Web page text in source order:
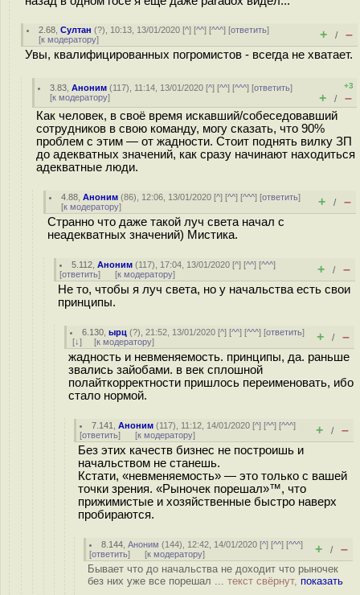
2.68 ,Султан (?), 10:13, 13/01/2020 [^] [^^] [^^^] [ответить]
[к модератору] + / –
Увы, квалифицированных погромистов - всегда не хватает.
3.83 ,Аноним (117), 11:14, 13/01/2020 [^] [^^] [^^^] [ответить]
[к модератору]
+3
+ / –
Как человек, в своё время искавший/собеседовавший
сотрудников в свою команду, могу сказать, что 90%
проблем с этим — от жадности. Стоит поднять вилку ЗП
до адекватных значений, как сразу начинают находиться
адекватные люди.
4.88 ,Аноним (86), 12:06, 13/01/2020 [^] [^^] [^^^] [ответить]
[к модератору] + / –
Странно что даже такой луч света начал с
неадекватных значений) Мистика.
5.112 ,Аноним (117), 17:04, 13/01/2020 [^] [^^] [^^^]
[ответить] [к модератору] + / –
Не то, чтобы я луч света, но у начальства есть свои
принципы.
6.130 ,ырц (?), 21:52, 13/01/2020 [^] [^^] [^^^] [ответить]
[↓] [к модератору] + / –
жадность и невменяемость. принципы, да. раньше
звались зайобами. в век сплошной
полайткорректности пришлось переименовать, ибо
стало нормой.
7.141 ,Аноним (117), 11:12, 14/01/2020 [^] [^^] [^^^]
[ответить] [к модератору] + / –
Без этих качеств бизнес не построишь и
начальством не станешь.
Кстати, «невменяемость» — это только с вашей
точки зрения. «Рыночек порешал»™, что
прижимистые и хозяйственные быстро наверх
пробираются.
8.144 ,Аноним (144), 12:42, 14/01/2020 [^] [^^] [^^^]
[ответить] [к модератору] + / –
Бывает что до начальства не доходит что рыночек
без них уже все порешал ... текст свёрнут, показать